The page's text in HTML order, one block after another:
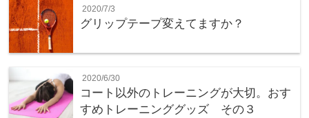
2020/7/3
グリップテープ変えてますか？
2020/6/30
コート以外のトレーニングが大切。おす
すめトレーニンググッズ その３